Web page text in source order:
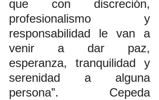
que con discreción,
profesionalismo y
responsabilidad le van a
venir a dar paz,
esperanza, tranquilidad y
serenidad a alguna
persona”. Cepeda